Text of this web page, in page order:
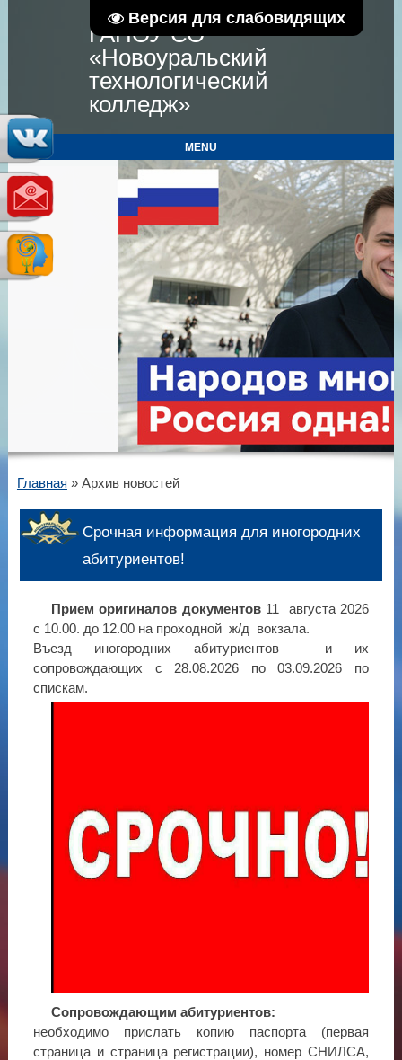
Версия для слабовидящих
ГАПОУ СО
«Новоуральский
технологический
колледж»
MENU
Главная » Архив новостей
Срочная информация для иногородних
абитуриентов!
Прием оригиналов документов11 августа 2026
с 10.00. до 12.00 на проходной ж/д вокзала.
Въезд иногородних абитуриентов и их
сопровождающих с 28.08.2026 по 03.09.2026 по
спискам.
Сопровождающим абитуриентов:
необходимо прислать копию паспорта (первая
страница и страница регистрации), номер СНИЛСА,